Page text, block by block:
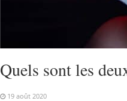
Quels sont les
19 août 2020